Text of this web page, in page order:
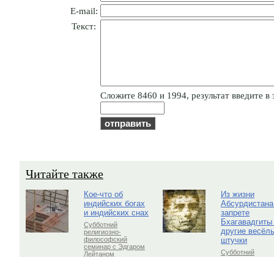
E-mail:
Текст:
Cлoжитe 8460 и 1994, результат введите в
Читайте также
Кое-что об
индийских богах
и индийских снах
Субботний
религиозно-
философский
семинар с Эдгаром
Лейтаном
Из жизни
запрете
Бхагавадгиты
другие
штучки
Субботний